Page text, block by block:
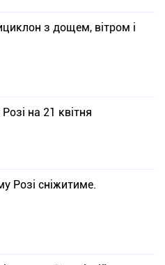
з дощем, вітром і
на 21 квітня
Розі сніжитиме.